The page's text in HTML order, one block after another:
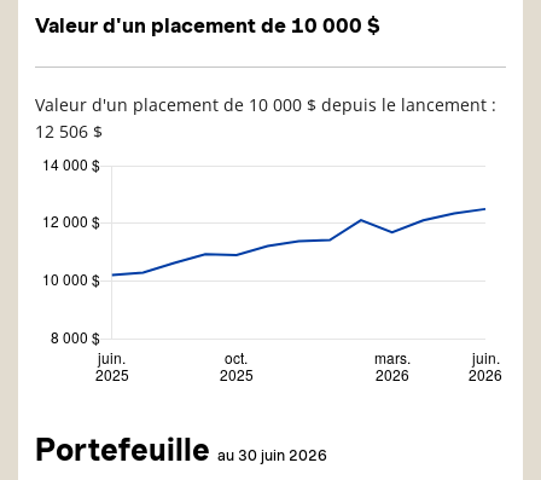
Valeur d'un placement de 10 000 $
Valeur d'un placement de 10 000 $ depuis le lancement :
12 506 $
Portefeuille au 30 juin 2026